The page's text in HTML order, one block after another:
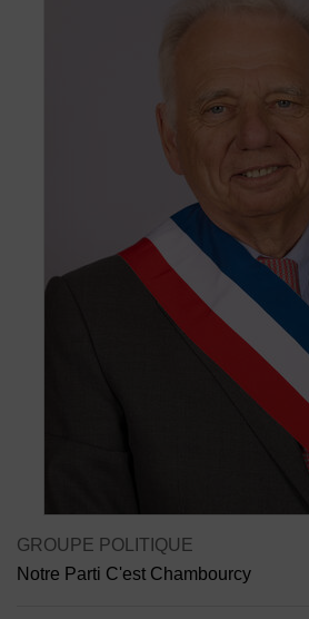
Contenu de la
GROUPE POLITIQUE
Notre Parti C'est Chambourcy